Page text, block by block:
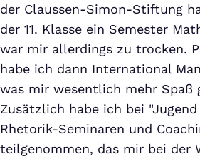
der Claussen-Simon-Stiftung
der 11. Klasse ein Semester
war mir allerdings zu trocken.
habe ich dann International
was mir wesentlich mehr Spaß
Zusätzlich habe ich bei "Jugend
Rhetorik-Seminaren und
teilgenommen, das mir bei der